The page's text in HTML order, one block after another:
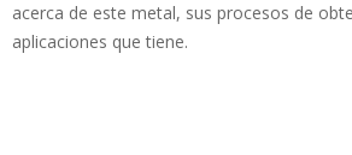
acerca de este metal, sus procesos de
aplicaciones que tiene.